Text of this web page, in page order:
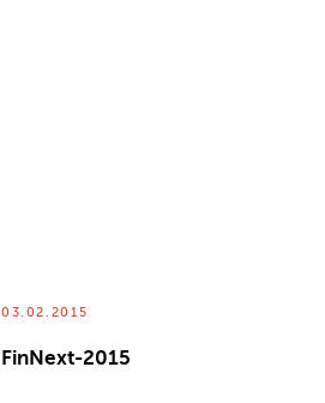
03.02.2015
FinNext-2015